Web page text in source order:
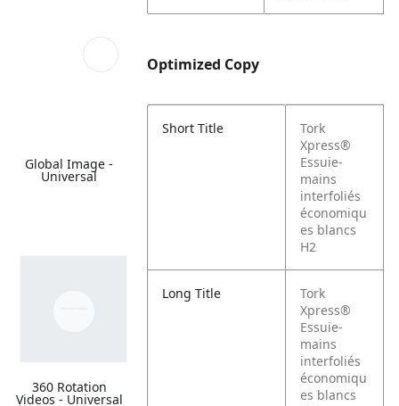
Global Image -
Universal
360 Rotation
Videos - Universal
Optimized Copy
Short Title
Tork
Xpress®
Essuie-
mains
interfoliés
économiqu
es blancs
H2
Long Title
Tork
Xpress®
Essuie-
mains
interfoliés
économiqu
es blancs